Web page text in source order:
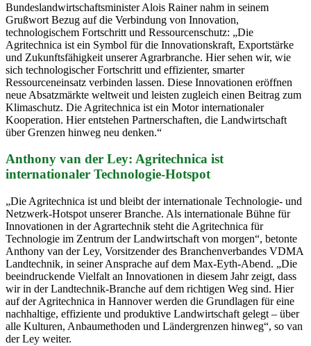
Bundeslandwirtschaftsminister Alois Rainer nahm in seinem
Grußwort Bezug auf die Verbindung von Innovation,
technologischem Fortschritt und Ressourcenschutz: „Die
Agritechnica ist ein Symbol für die Innovationskraft, Exportstärke
und Zukunftsfähigkeit unserer Agrarbranche. Hier sehen wir, wie
sich technologischer Fortschritt und effizienter, smarter
Ressourceneinsatz verbinden lassen. Diese Innovationen eröffnen
neue Absatzmärkte weltweit und leisten zugleich einen Beitrag zum
Klimaschutz. Die Agritechnica ist ein Motor internationaler
Kooperation. Hier entstehen Partnerschaften, die Landwirtschaft
über Grenzen hinweg neu denken.“
Anthony van der Ley: Agritechnica ist
internationaler Technologie-Hotspot
„Die Agritechnica ist und bleibt der internationale Technologie- und
Netzwerk-Hotspot unserer Branche. Als internationale Bühne für
Innovationen in der Agrartechnik steht die Agritechnica für
Technologie im Zentrum der Landwirtschaft von morgen“, betonte
Anthony van der Ley, Vorsitzender des Branchenverbandes VDMA
Landtechnik, in seiner Ansprache auf dem Max-Eyth-Abend. „Die
beeindruckende Vielfalt an Innovationen in diesem Jahr zeigt, dass
wir in der Landtechnik-Branche auf dem richtigen Weg sind. Hier
auf der Agritechnica in Hannover werden die Grundlagen für eine
nachhaltige, effiziente und produktive Landwirtschaft gelegt – über
alle Kulturen, Anbaumethoden und Ländergrenzen hinweg“, so van
der Ley weiter.